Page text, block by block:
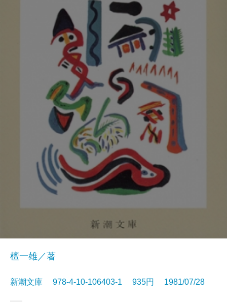
檀一雄／著
新潮文庫 978-4-10-106403-1 935円 1981/07/28